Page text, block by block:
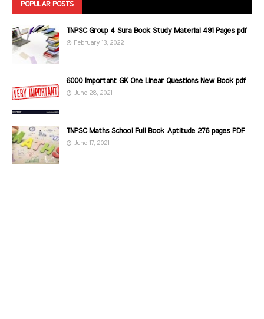
POPULAR POSTS
TNPSC Group 4 Sura Book Study Material 491 Pages pdf
February 13, 2022
6000 Important GK One Linear Questions New Book pdf
June 28, 2021
TNPSC Maths School Full Book Aptitude 276 pages PDF
June 17, 2021